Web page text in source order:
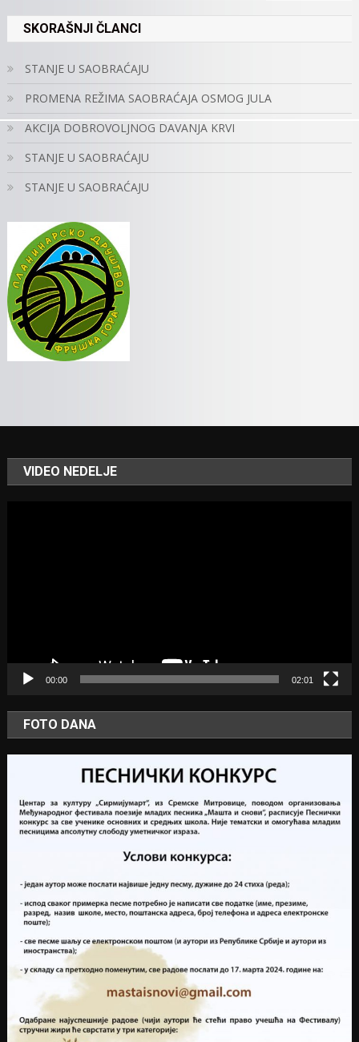
SKORAŠNJI ČLANCI
STANJE U SAOBRAĆAJU
PROMENA REŽIMA SAOBRAĆAJA OSMOG JULA
AKCIJA DOBROVOLJNOG DAVANJA KRVI
STANJE U SAOBRAĆAJU
STANJE U SAOBRAĆAJU
VIDEO NEDELJE
00:00 02:01
FOTO DANA